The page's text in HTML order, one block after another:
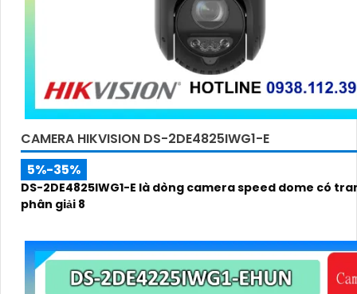
CAMERA HIKVISION DS-2DE4825IWG1-E
5%-35%
DS-2DE4825IWG1-E là dòng camera speed dome có
phân giải 8